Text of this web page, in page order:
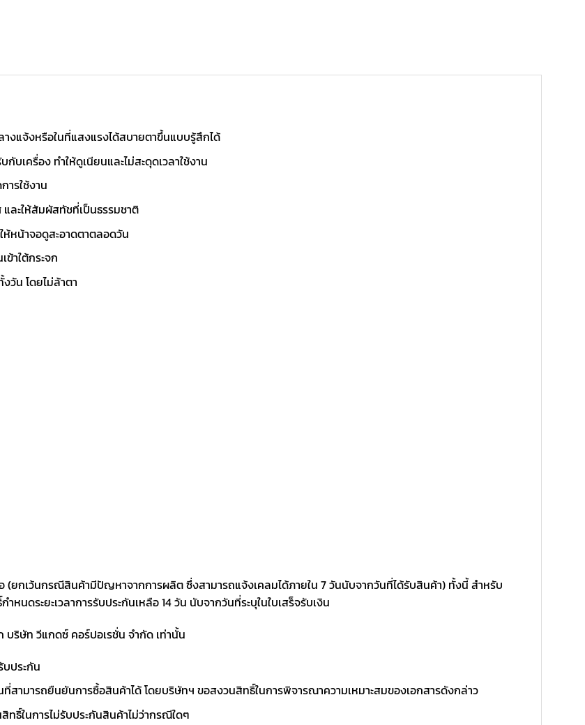
งแจ้งหรือในที่แสงแรงได้สบายตาขึ้นแบบรู้สึกได้
บเครื่อง ทำให้ดูเนียนและไม่สะดุดเวลาใช้งาน
ารใช้งาน
ละให้สัมผัสทัชที่เป็นธรรมชาติ
หน้าจอดูสะอาดตาตลอดวัน
าใต้กระจก
วัน โดยไม่ล้าตา
(ยกเว้นกรณีสินค้ามีปัญหาจากการผลิต ซึ่งสามารถแจ้งเคลมได้ภายใน 7 วันนับจากวันที่ได้รับสินค้า) ทั้งนี้ สำหรับ
ดระยะเวลาการรับประกันเหลือ 14 วัน นับจากวันที่ระบุในใบเสร็จรับเงิน
บริษัท วีแกดซ์ คอร์ปอเรชั่น จำกัด เท่านั้น
บประกัน
ามารถยืนยันการซื้อสินค้าได้ โดยบริษัทฯ ขอสงวนสิทธิ์ในการพิจารณาความเหมาะสมของเอกสารดังกล่าว
ธิ์ในการไม่รับประกันสินค้าไม่ว่ากรณีใดๆ